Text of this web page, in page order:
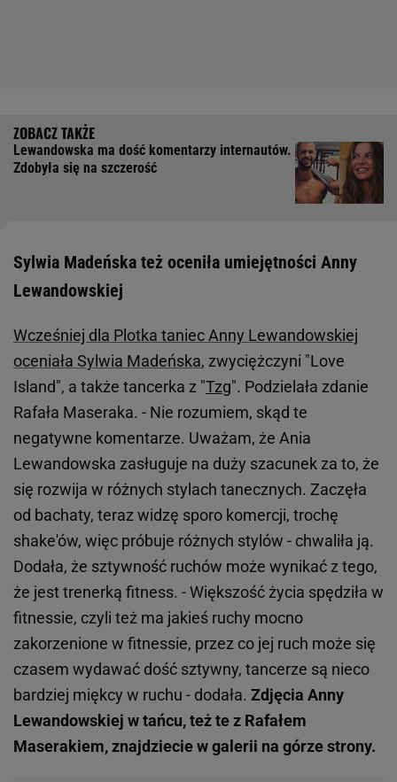
Lewandowska ma dość komentarzy internautów.
Zdobyła się na szczerość
Sylwia Madeńska też oceniła umiejętności Anny
Lewandowskiej
Wcześniej dla Plotka taniec Anny Lewandowskiej
oceniała Sylwia Madeńska, zwyciężczyni "Love
Island", a także tancerka z "Tzg". Podzielała zdanie
Rafała Maseraka. - Nie rozumiem, skąd te
negatywne komentarze. Uważam, że Ania
Lewandowska zasługuje na duży szacunek za to, że
się rozwija w różnych stylach tanecznych. Zaczęła
od bachaty, teraz widzę sporo komercji, trochę
shake'ów, więc próbuje różnych stylów - chwaliła ją.
Dodała, że sztywność ruchów może wynikać z tego,
że jest trenerką fitness. - Większość życia spędziła w
fitnessie, czyli też ma jakieś ruchy mocno
zakorzenione w fitnessie, przez co jej ruch może się
czasem wydawać dość sztywny, tancerze są nieco
bardziej miękcy w ruchu - dodała. Zdjęcia Anny
Lewandowskiej w tańcu, też te z Rafałem
Maserakiem, znajdziecie w galerii na górze strony.